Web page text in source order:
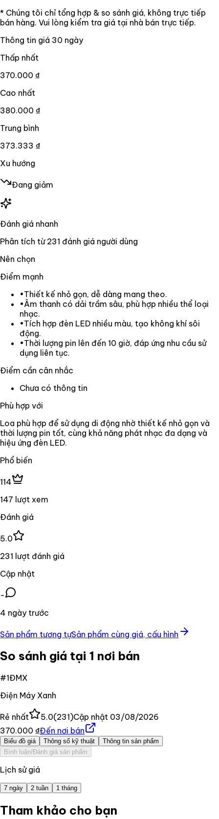
* Chúng tôi chỉ tổng hợp & so sánh giá, không trực tiếp
bán hàng. Vui lòng kiểm tra giá tại nhà bán trực tiếp.
Thông tin giá 30 ngày
Thấp nhất
370.000 ₫
Cao nhất
380.000 ₫
Trung bình
373.333 ₫
Xu hướng
Đang giảm
Đánh giá nhanh
Phân tích từ 231 đánh giá người dùng
Nên chọn
Điểm mạnh
•Thiết kế nhỏ gọn, dễ dàng mang theo.
•Âm thanh có dải trầm sâu, phù hợp nhiều thể loại
nhạc.
•Tích hợp đèn LED nhiều màu, tạo không khí sôi
động.
•Thời lượng pin lên đến 10 giờ, đáp ứng nhu cầu sử
dụng liên tục.
Điểm cần cân nhắc
Chưa có thông tin
Phù hợp với
Loa phù hợp để sử dụng di động nhờ thiết kế nhỏ gọn và
thời lượng pin tốt, cùng khả năng phát nhạc đa dạng và
hiệu ứng đèn LED.
Phổ biến
114
147 lượt xem
Đánh giá
5.0
231 lượt đánh giá
Cập nhật
-
4 ngày trước
Sản phẩm tương tựSản phẩm cùng giá, cấu hình
So sánh giá tại 1 nơi bán
#1ĐMX
Điện Máy Xanh
Rẻ nhất 5.0(231)Cập nhật 03/08/2026
370.000 ₫Đến nơi bán
Biểu đồ giá Thông số kỹ thuật
Thông tin sản phẩm
Bình luận/Đánh giá sản phẩm
Lịch sử giá
7 ngày 2 tuần 1 tháng
Tham khảo cho bạn